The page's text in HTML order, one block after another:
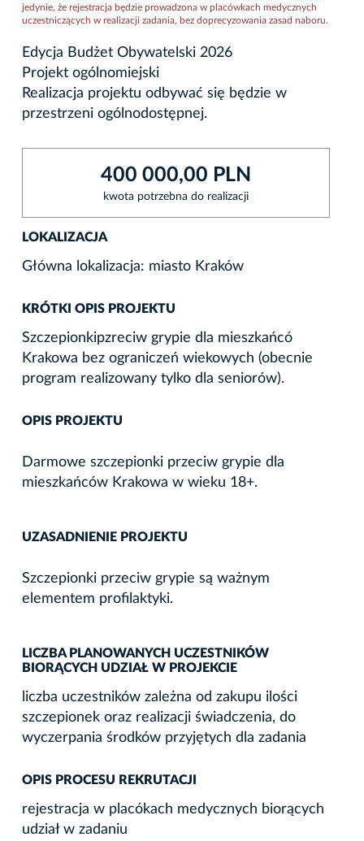
jedynie, że rejestracja będzie prowadzona w placówkach medycznych
uczestniczących w realizacji zadania, bez doprecyzowania zasad naboru.
Edycja Budżet Obywatelski 2026
Projekt ogólnomiejski
Realizacja projektu odbywać się będzie w
przestrzeni ogólnodostępnej.
400 000,00 PLN
kwota potrzebna do realizacji
LOKALIZACJA
Główna lokalizacja: miasto Kraków
KRÓTKI OPIS PROJEKTU
Szczepionkipzreciw grypie dla mieszkańcó
Krakowa bez ograniczeń wiekowych (obecnie
program realizowany tylko dla seniorów).
OPIS PROJEKTU
Darmowe szczepionki przeciw grypie dla
mieszkańców Krakowa w wieku 18+.
UZASADNIENIE PROJEKTU
Szczepionki przeciw grypie są ważnym
elementem profilaktyki.
LICZBA PLANOWANYCH UCZESTNIKÓW
BIORĄCYCH UDZIAŁ W PROJEKCIE
liczba uczestników zależna od zakupu ilości
szczepionek oraz realizacji świadczenia, do
wyczerpania środków przyjętych dla zadania
OPIS PROCESU REKRUTACJI
rejestracja w placókach medycznych biorących
udział w zadaniu